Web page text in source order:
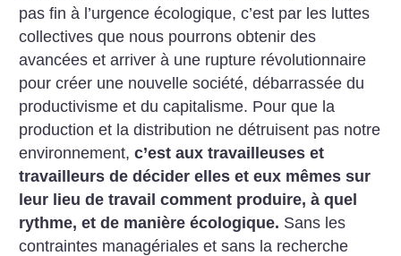
pas fin à l’urgence écologique, c’est par les luttes
collectives que nous pourrons obtenir des
avancées et arriver à une rupture révolutionnaire
pour créer une nouvelle société, débarrassée du
productivisme et du capitalisme. Pour que la
production et la distribution ne détruisent pas notre
environnement,c’est aux travailleuses et
travailleurs de décider elles et eux mêmes sur
leur lieu de travail comment produire, à quel
rythme, et de manière écologique. Sans les
contraintes managériales et sans la recherche